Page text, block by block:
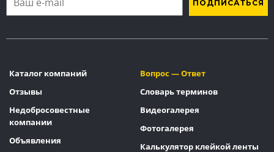
Каталог компаний
Отзывы
Недобросовестные
компании
Объявления
Вопрос — Ответ
Словарь терминов
Видеогалерея
Фотогалерея
Калькулятор клейкой ленты